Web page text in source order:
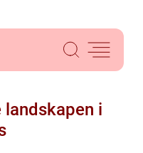
landskapen i